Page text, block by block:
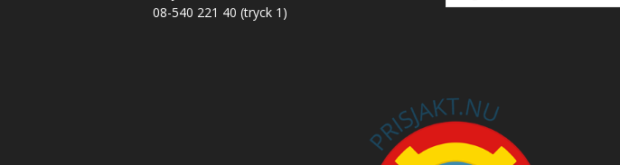
08-540 221 40 (tryck 1)